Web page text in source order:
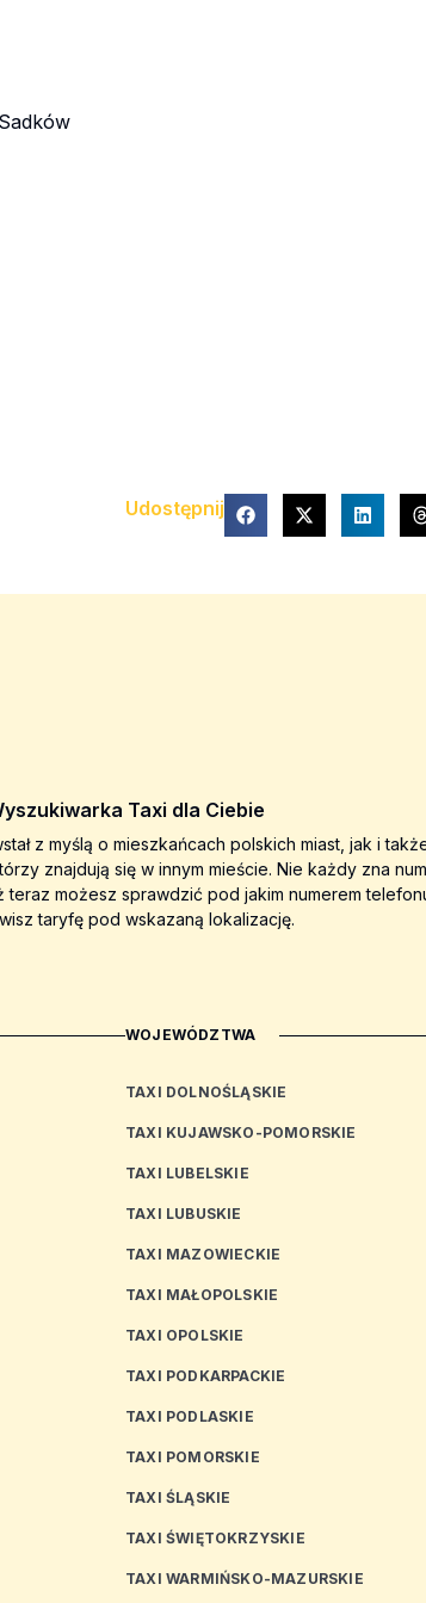
Udostępnij
Taxi dla Ciebie
z myślą o mieszkańcach polskich miast, jak i
znajdują się w innym mieście. Nie każdy zna
teraz możesz sprawdzić pod jakim numerem
taryfę pod wskazaną lokalizację.
WOJEWÓDZTWA
TAXI DOLNOŚLĄSKIE
TAXI KUJAWSKO-POMORSKIE
TAXI LUBELSKIE
TAXI LUBUSKIE
TAXI MAZOWIECKIE
TAXI MAŁOPOLSKIE
TAXI OPOLSKIE
TAXI PODKARPACKIE
TAXI PODLASKIE
TAXI POMORSKIE
TAXI ŚLĄSKIE
TAXI ŚWIĘTOKRZYSKIE
TAXI WARMIŃSKO-MAZURSKIE